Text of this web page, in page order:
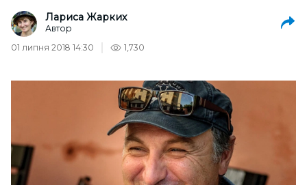
Лариса Жарких
Автор
01 липня 2018 14:30
1,730